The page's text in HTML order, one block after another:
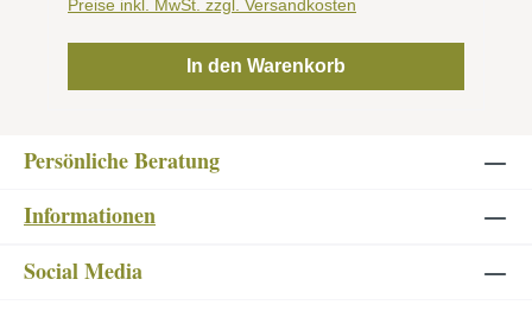
Aromen von roten Früchten verbinden sich
Kräutermischung zu einem fein abgestimmten,
komplexen Geschmacksbild. Ob pur auf Eis
Vermouth-Charakter, ohne Kompromisse. Ideal
für alle, die bewusst genießen möchten und
wollen. Ein alkoholfreier Drink mit Tradition,
Preise inkl. MwSt. zzgl. Versandkosten
In den Warenkorb
Persönliche Beratung
Informationen
Social Media